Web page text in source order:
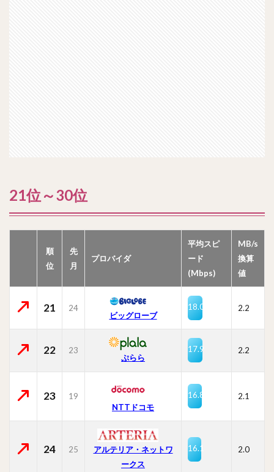
21位～30位
順
位
先
月
プロバイダ
平均スピ
ード
(Mbps)
MB/s
換算
値
21 24
ビッグローブ
18.0 2.2
22 23
ぷらら
17.9 2.2
23
19
NTTドコモ
16.8 2.1
24 25
アルテリア・ネットワ
ークス
16.1 2.0